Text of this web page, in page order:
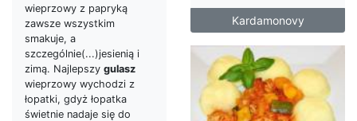
Kardamonovy
wieprzowy z papryką
zawsze wszystkim
smakuje, a
szczególnie(...)jesienią i
zimą. Najlepszy gulasz
wieprzowy wychodzi z
łopatki, gdyż łopatka
świetnie nadaje się do